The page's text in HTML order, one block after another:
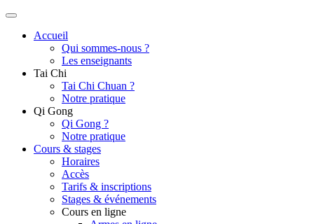
Accueil
Qui sommes-nous ?
Les enseignants
Tai Chi
Tai Chi Chuan ?
Notre pratique
Qi Gong
Qi Gong ?
Notre pratique
Cours & stages
Horaires
Accès
Tarifs & inscriptions
Stages & événements
Cours en ligne